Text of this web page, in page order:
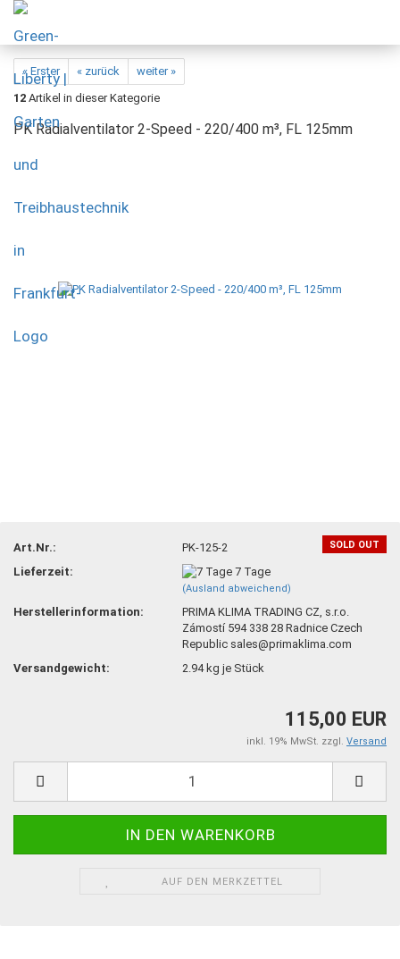
« Erster « zurück
weiter »
12 Artikel in dieser Kategorie
PK Radialventilator 2-Speed - 220/400 m³, FL 125mm
SOLD OUT
Art.Nr.:
PK-125-2
Lieferzeit:
7 Tage
(Ausland abweichend)
Herstellerinformation:
PRIMA KLIMA TRADING CZ, s.r.o.
Zámostí 594 338 28 Radnice Czech
Republic sales@primaklima.com
Versandgewicht:
2.94kg je Stück
115,00 EUR
inkl. 19% MwSt. zzgl. Versand
AUF DEN MERKZETTEL